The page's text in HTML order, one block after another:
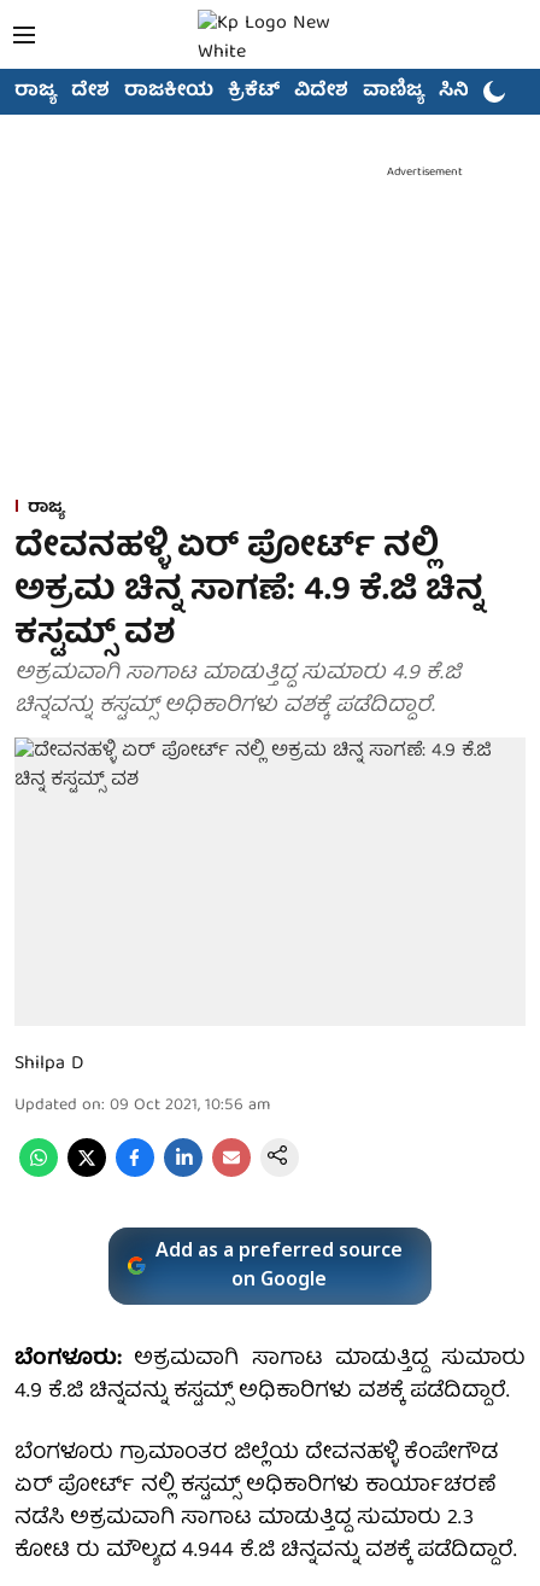
ರಾಜ್ಯ ದೇಶ ರಾಜಕೀಯ ಕ್ರಿಕೆಟ್ ವಿದೇಶ ವಾಣಿಜ್ಯ ಸಿನಿಮಾ
Advertisement
ರಾಜ್ಯ
ದೇವನಹಳ್ಳಿ ಏರ್ ಪೋರ್ಟ್ ನಲ್ಲಿ
ಅಕ್ರಮ ಚಿನ್ನ ಸಾಗಣೆ: 4.9 ಕೆ.ಜಿ ಚಿನ್ನ
ಕಸ್ಟಮ್ಸ್ ವಶ
ಅಕ್ರಮವಾಗಿ ಸಾಗಾಟ ಮಾಡುತ್ತಿದ್ದ ಸುಮಾರು 4.9 ಕೆ.ಜಿ
ಚಿನ್ನವನ್ನು ಕಸ್ಟಮ್ಸ್ ಅಧಿಕಾರಿಗಳು ವಶಕ್ಕೆ ಪಡೆದಿದ್ದಾರೆ.
Shilpa D
Updated on: 09 Oct 2021, 10:56 am
Add as a preferred source
on Google
ಬೆಂಗಳೂರು: ಅಕ್ರಮವಾಗಿ ಸಾಗಾಟ ಮಾಡುತ್ತಿದ್ದ ಸುಮಾರು
4.9 ಕೆ.ಜಿ ಚಿನ್ನವನ್ನು ಕಸ್ಟಮ್ಸ್ ಅಧಿಕಾರಿಗಳು ವಶಕ್ಕೆ ಪಡೆದಿದ್ದಾರೆ.
ಬೆಂಗಳೂರು ಗ್ರಾಮಾಂತರ ಜಿಲ್ಲೆಯ ದೇವನಹಳ್ಳಿ ಕೆಂಪೇಗೌಡ
ಏರ್ ಪೋರ್ಟ್ ನಲ್ಲಿ ಕಸ್ಟಮ್ಸ್ ಅಧಿಕಾರಿಗಳು ಕಾರ್ಯಾಚರಣೆ
ನಡೆಸಿ ಅಕ್ರಮವಾಗಿ ಸಾಗಾಟ ಮಾಡುತ್ತಿದ್ದ ಸುಮಾರು 2.3
ಕೋಟಿ ರು ಮೌಲ್ಯದ 4.944 ಕೆ.ಜಿ ಚಿನ್ನವನ್ನು ವಶಕ್ಕೆ ಪಡೆದಿದ್ದಾರೆ.